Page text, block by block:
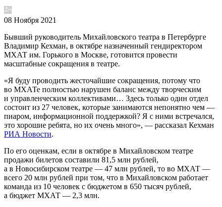
08 Ноября 2021
Бывший руководитель Михайловского театра в Петербурге
Владимир Кехман, в октябре назначенный гендиректором
МХАТ им. Горького в Москве, готовится провести
масштабные сокращения в театре.
«Я буду проводить жесточайшие сокращения, потому что
во МХАТе полностью нарушен баланс между творческим
и управленческим коллективами… Здесь только один отдел
состоит из 27 человек, которые занимаются непонятно чем —
пиаром, информационной поддержкой? Я с ними встречался,
это хорошие ребята, но их очень много», — рассказал Кехман
РИА Новости.
По его оценкам, если в октябре в Михайловском театре
продажи билетов составили 81,5 млн рублей,
а в Новосибирском театре — 47 млн рублей, то во МХАТ —
всего 20 млн рублей при том, что в Михайловском работает
команда из 10 человек с бюджетом в 650 тысяч рублей,
а бюджет МХАТ — 2,3 млн.